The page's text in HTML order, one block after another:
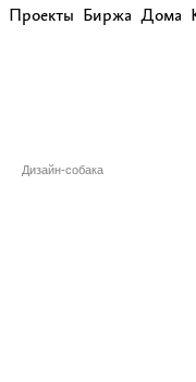
Проекты Биржа Дома
Дизайн-собака